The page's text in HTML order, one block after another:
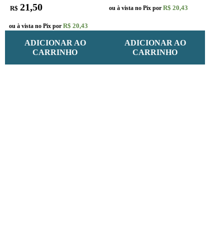
R$ 21,50
ou à vista no Pix por R$ 20,43
ADICIONAR AO
CARRINHO
ou à vista no Pix por R$ 20,43
ADICIONAR AO
CARRINHO